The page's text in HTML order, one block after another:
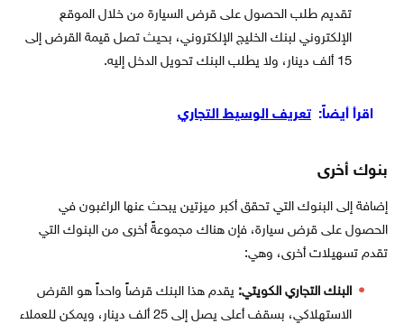
تقديم طلب الحصول على قرض السيارة من خلال الموقع
الإلكتروني لبنك الخليج الإلكتروني، بحيث تصل قيمة القرض إلى
15 ألف دينار، ولا يطلب البنك تحويل الدخل إليه.
اقرأ أيضاً: تعريف الوسيط التجاري
بنوك أخرى
إضافة إلى البنوك التي تحقق أكبر ميزتين يبحث عنها الراغبون في
الحصول على قرض سيارة، فإن هناك مجموعةً أخرى من البنوك التي
تقدم تسهيلات أخرى، وهي:
البنك التجاري الكويتي: يقدم هذا البنك قرضاً واحداً هو القرض
الاستهلاكي، بسقف أعلى يصل إلى 25 ألف دينار، ويمكن للعملاء